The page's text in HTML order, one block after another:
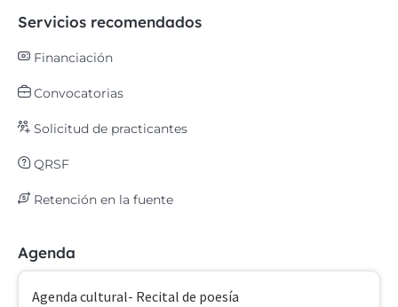
Servicios recomendados
Financiación
Convocatorias
Solicitud de practicantes
QRSF
Retención en la fuente
Agenda
Agenda cultural- Recital de poesía